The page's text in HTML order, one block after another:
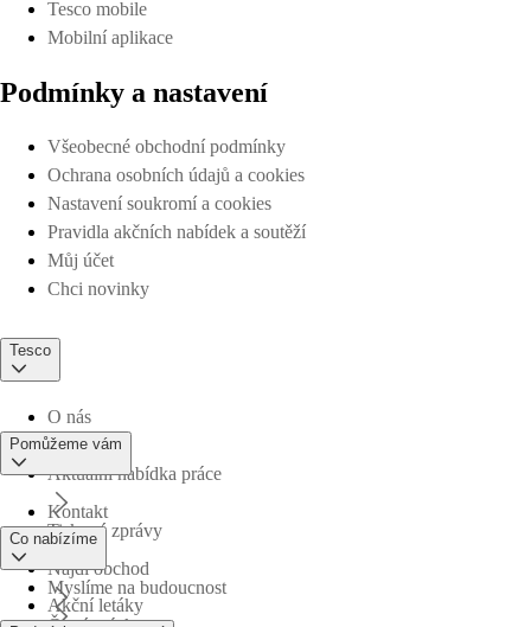
Tesco mobile
Mobilní aplikace
Podmínky a nastavení
Všeobecné obchodní podmínky
Ochrana osobních údajů a cookies
Nastavení soukromí a cookies
Pravidla akčních nabídek a soutěží
Můj účet
Chci novinky
Tesco
O nás
Aktuální nabídka práce
Tiskové zprávy
Myslíme na budoucnost
Pomůžeme vám
Kontakt
Najdi obchod
Co nabízíme
Akční letáky